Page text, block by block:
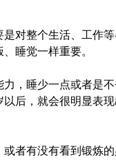
整个生活、工作等
睡觉一样重要。
，睡少一点或者是不
后，就会很明显表
有没有看到锻炼的